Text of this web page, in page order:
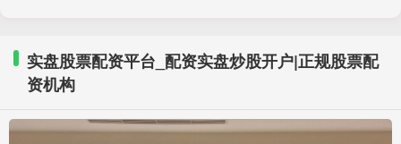
实盘股票配资平台_配资实盘炒股开户|正规股票配
资机构